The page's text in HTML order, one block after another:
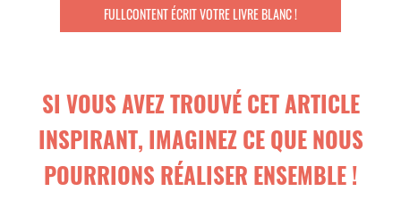
FULLCONTENT ÉCRIT VOTRE LIVRE BLANC !
SI VOUS AVEZ TROUVÉ CET ARTICLE
INSPIRANT, IMAGINEZ CE QUE NOUS
POURRIONS RÉALISER ENSEMBLE !